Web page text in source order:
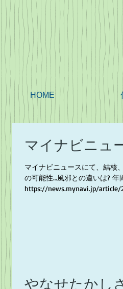
HOME
マイナビニュ
マイナビニュースにて、結核
の可能性…風邪との違いは? 年
https://news.mynavi.jp/article/
やなせたかし